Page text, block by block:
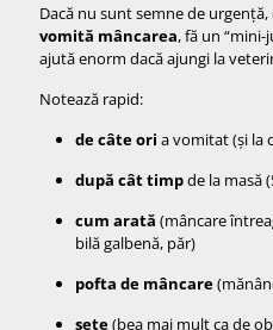
Dacă nu sunt semne de
vomită mâncarea, fă un “mini-
ajută enorm dacă ajungi la
Notează rapid:
de câte ori a vomitat (și la
după cât timpde la masă
cum arată (mâncare
bilă galbenă, păr)
pofta de mâncare
sete(bea mai mult ca de